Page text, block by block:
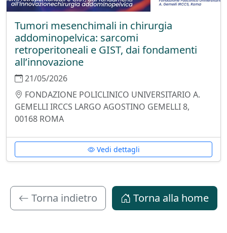
Tumori mesenchimali in chirurgia
addominopelvica: sarcomi
retroperitoneali e GIST, dai fondamenti
all’innovazione
21/05/2026
FONDAZIONE POLICLINICO UNIVERSITARIO A.
GEMELLI IRCCS LARGO AGOSTINO GEMELLI 8,
00168 ROMA
Vedi dettagli
Torna indietro Torna alla home